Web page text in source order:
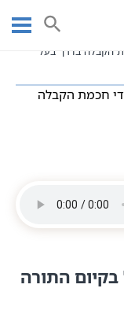
- הרב דוד לוי
הקבלה בדרך בעל
חכמת הקבלה
התורה